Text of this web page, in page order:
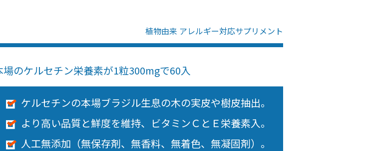
植物由来 アレルギー対応サプリメント
場のケルセチン栄養素が1粒300mgで60入
ケルセチンの本場ブラジル生息の木の実皮や樹皮抽出。
より高い品質と鮮度を維持、ビタミンＣとＥ栄養素入。
人工無添加（無保存剤、無香料、無着色、無凝固剤）。